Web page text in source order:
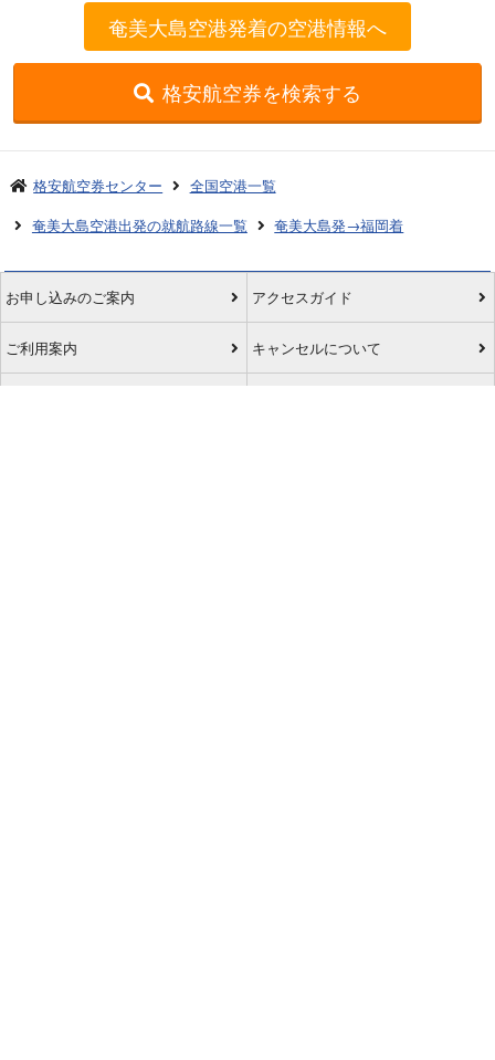
奄美大島空港発着の空港情報へ
格安航空券を検索する
格安航空券センター
全国空港一覧
奄美大島空港出発の就航路線一覧
奄美大島発→福岡着
お申し込みのご案内 アクセスガイド
ご利用案内 キャンセルについて